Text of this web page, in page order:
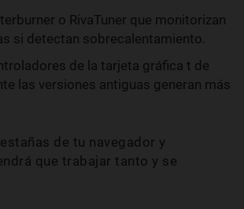
o RivaTuner que monitorizan
si detectan sobrecalentamiento.
de la tarjeta gráfica t de
las versiones antiguas generan más
de tu navegador y
que trabajar tanto y se